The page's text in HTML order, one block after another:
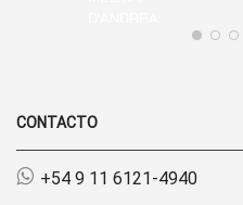
CONTACTO
+54 9 11 6121-4940